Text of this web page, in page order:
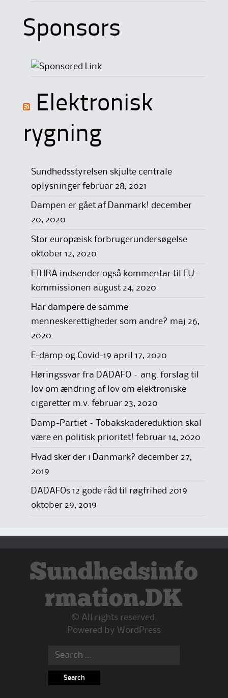
Sponsors
Elektronisk
rygning
Sundhedsstyrelsen skjulte centrale
oplysninger februar 28, 2021
Dampen er gået af Danmark! december
20, 2020
Stor europæisk forbrugerundersøgelse
oktober 12, 2020
ETHRA indsender også kommentar til EU-
kommissionen august 24, 2020
Har dampere de samme
menneskerettigheder som andre? maj 26,
2020
E-damp og Covid-19 april 17, 2020
Høringssvar fra DADAFO – ang. forslag til
lov om ændring af lov om elektroniske
cigaretter m.v. februar 23, 2020
Damp-Partiet – Tobakskadereduktion skal
være en politisk prioritet! februar 14, 2020
Hvad sker der i Danmark? december 27,
2019
DADAFOs 12 gode råd til røgfrihed 2019
oktober 29, 2019
Sundhedsinfo
rmation.DK
© All rights reserved.
Powered by WordPress
Search